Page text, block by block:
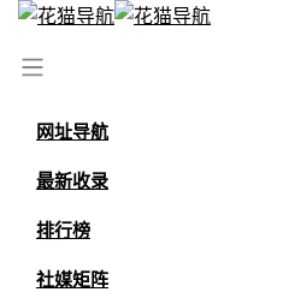
网址导航
最新收录
排行榜
社媒矩阵